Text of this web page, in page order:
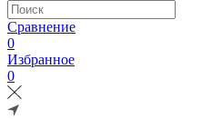
Сравнение
0
Избранное
0